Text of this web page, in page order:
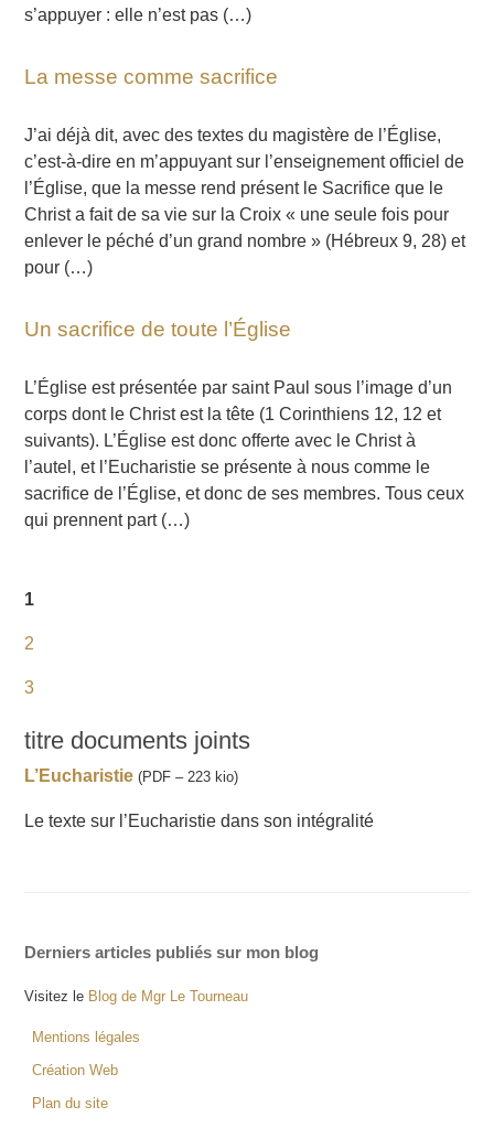
s’appuyer : elle n’est pas (…)
La messe comme sacrifice
J’ai déjà dit, avec des textes du magistère de l’Église,
c’est-à-dire en m’appuyant sur l’enseignement officiel de
l’Église, que la messe rend présent le Sacrifice que le
Christ a fait de sa vie sur la Croix « une seule fois pour
enlever le péché d’un grand nombre » (Hébreux 9, 28) et
pour (…)
Un sacrifice de toute l’Église
L’Église est présentée par saint Paul sous l’image d’un
corps dont le Christ est la tête (1 Corinthiens 12, 12 et
suivants). L’Église est donc offerte avec le Christ à
l’autel, et l’Eucharistie se présente à nous comme le
sacrifice de l’Église, et donc de ses membres. Tous ceux
qui prennent part (…)
1
2
3
titre documents joints
L’Eucharistie (PDF – 223 kio)
Le texte sur l’Eucharistie dans son intégralité
Derniers articles publiés sur mon blog
Visitez le Blog de Mgr Le Tourneau
Mentions légales
Création Web
Plan du site